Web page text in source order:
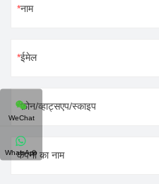
नाम
ईमेल
फ़ोन/व्हाट्सएप/स्काइप
कंपनी का नाम
WeChat
WhatsApp